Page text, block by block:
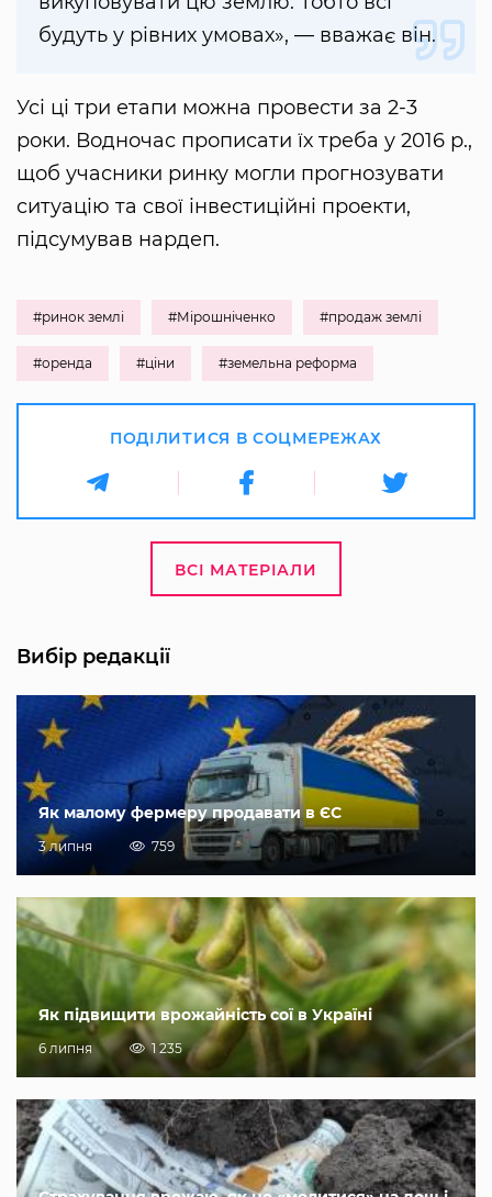
будуть у рівних умовах», — вважає він.
Усі ці три етапи можна провести за 2-3
роки. Водночас прописати їх треба у 2016 р.,
щоб учасники ринку могли прогнозувати
ситуацію та свої інвестиційні проекти,
підсумував нардеп.
#ринок землі #Мірошніченко #продаж землі
#оренда #ціни #земельна реформа
ПОДІЛИТИСЯ В СОЦМЕРЕЖАХ
ВСІ МАТЕРІАЛИ
Вибір редакції
Як малому фермеру продавати в ЄС
3 липня 759
Як підвищити врожайність сої в Україні
6 липня 1 235